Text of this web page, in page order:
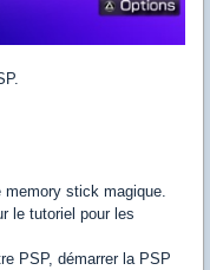
memory stick magique.
le tutoriel pour les
PSP, démarrer la PSP